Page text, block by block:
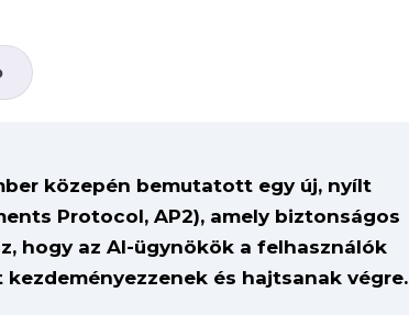
közepén bemutatott egy új, nyílt
Protocol, AP2), amely biztonságos
hogy az AI-ügynökök a felhasználók
és hajtsanak végre.